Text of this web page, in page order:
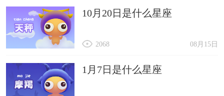
10月20日是什么星座
08月15日
2068
1月7日是什么星座